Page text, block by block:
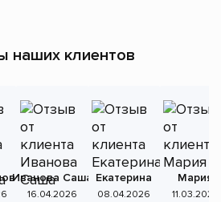
наших клиентов
Иванова Саша
16.04.2026
Екатерина
08.04.2026
Мария
11.03.2026